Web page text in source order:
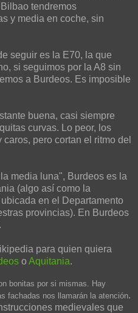
tendremos
y media en coche, sin
seguir es la E70, la que
si seguimos por la A8 sin
a Burdeos. Es imposible
buena, casi siempre
curvas. Lo peor, los
pero cortan el ritmo del
media luna", Burdeos es la
(algo así como la
en el Departamento
provincias). En Burdeos
para quien quiera
o Aquitania.
bonitas por si mismas. Hay
fachadas nos llamarán la atención.
medievales que